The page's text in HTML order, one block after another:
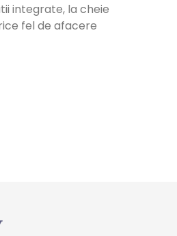
integrate, la cheie
fel de afacere